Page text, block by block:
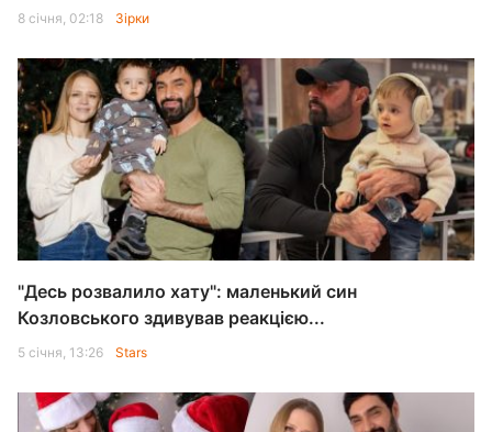
8 січня, 02:18 Зірки
"Десь розвалило хату": маленький син
Козловського здивував реакцією...
5 січня, 13:26 Stars